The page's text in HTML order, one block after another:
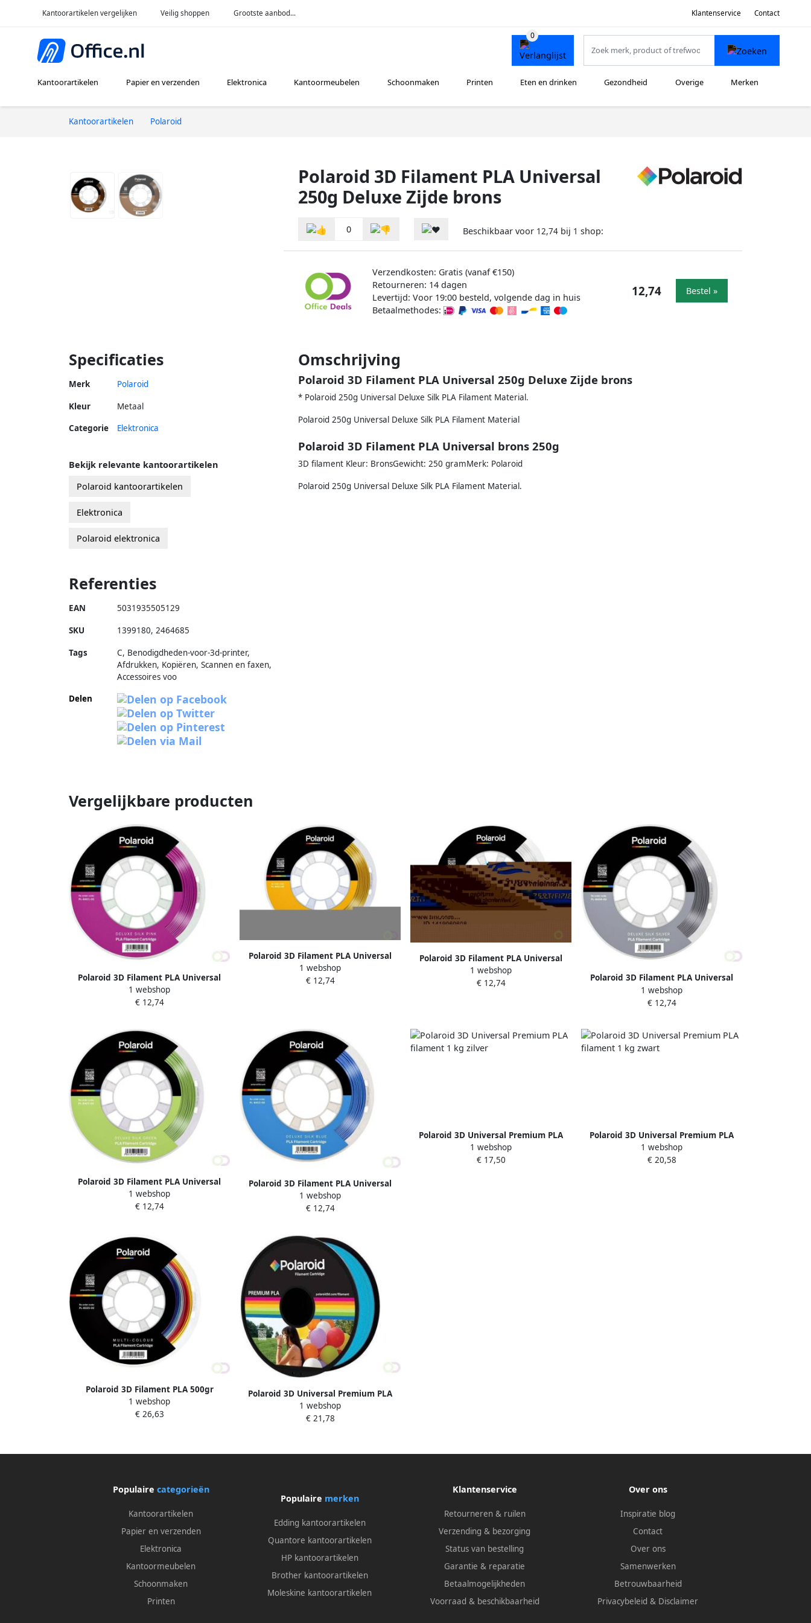
Kantoorartikelen vergelijken Veilig shoppen Grootste aanbod... Klantenservice Contact
Kantoorartikelen Papier en verzenden Elektronica Kantoormeubelen Schoonmaken Printen Eten en drinken Gezondheid Overige Merken
Kantoorartikelen Polaroid
Polaroid 3D Filament PLA Universal
250g Deluxe Zijde brons
0 Beschikbaar voor 12,74 bij 1 shop:
Verzendkosten: Gratis (vanaf €150)
Retourneren: 14 dagen
Levertijd: Voor 19:00 besteld, volgende dag in huis
Betaalmethodes:
12,74 Bestel »
Specificaties
Merk Polaroid
Kleur
Metaal
Categorie
Elektronica
Omschrijving
Polaroid 3D Filament PLA Universal 250g Deluxe Zijde brons
* Polaroid 250g Universal Deluxe Silk PLA Filament Material.
Polaroid 250g Universal Deluxe Silk PLA Filament Material
Polaroid 3D Filament PLA Universal brons 250g
3D filament Kleur: BronsGewicht: 250 gramMerk: Polaroid
Polaroid 250g Universal Deluxe Silk PLA Filament Material.
Bekijk relevante kantoorartikelen
Polaroid kantoorartikelen
Elektronica
Polaroid elektronica
Referenties
EAN 5031935505129
SKU 1399180, 2464685
Tags
C, Benodigdheden-voor-3d-printer,
Afdrukken, Kopiëren, Scannen en faxen,
Accessoires voo
Delen
Vergelijkbare producten
Polaroid 3D Filament PLA Universal
250g Deluxe Zijde roze
1 webshop
€ 12,74
Polaroid 3D Filament PLA Universal
250g Deluxe Zijde goud
1 webshop
€ 12,74
Polaroid 3D Filament PLA Universal
250g Deluxe Zijde wit
1 webshop
€ 12,74
Polaroid 3D Filament PLA Universal
250g Deluxe Zijde zilver
1 webshop
€ 12,74
Polaroid 3D Filament PLA Universal
250g Deluxe Zijde groen
1 webshop
€ 12,74
Polaroid 3D Filament PLA Universal
250g Deluxe Zijde blauw
1 webshop
€ 12,74
Polaroid 3D Universal Premium PLA
filament 1 kg zilver
1 webshop
€ 17,50
Polaroid 3D Universal Premium PLA
filament 1 kg zwart
1 webshop
€ 20,58
Polaroid 3D Filament PLA 500gr
meerkleurig
1 webshop
€ 26,63
Polaroid 3D Universal Premium PLA
filament 1 kg lichtblauw
1 webshop
€ 21,78
Populaire categorieën
Kantoorartikelen
Papier en verzenden
Elektronica
Kantoormeubelen
Schoonmaken
Printen
Populaire merken
Edding kantoorartikelen
Quantore kantoorartikelen
HP kantoorartikelen
Brother kantoorartikelen
Moleskine kantoorartikelen
Klantenservice
Retourneren & ruilen
Verzending & bezorging
Status van bestelling
Garantie & reparatie
Betaalmogelijkheden
Voorraad & beschikbaarheid
Over ons
Inspiratie blog
Contact
Over ons
Samenwerken
Betrouwbaarheid
Privacybeleid & Disclaimer